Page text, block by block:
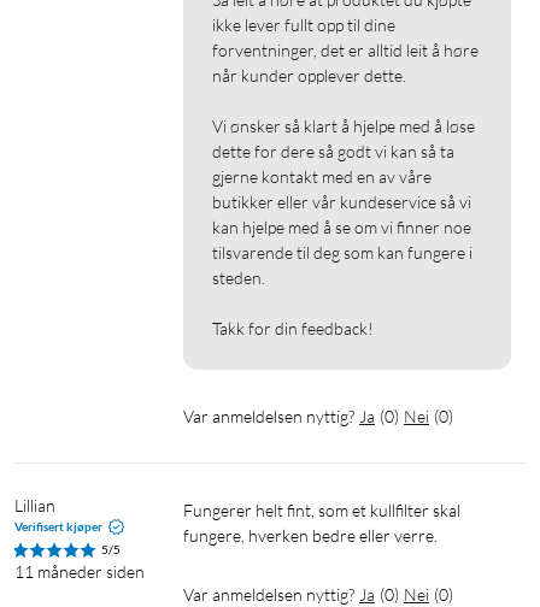
ikke lever fullt opp til dine
forventninger, det er alltid leit å høre
når kunder opplever dette.
Vi ønsker så klart å hjelpe med å løse
dette for dere så godt vi kan så ta
gjerne kontakt med en av våre
butikker eller vår kundeservice så vi
kan hjelpe med å se om vi finner noe
tilsvarende til deg som kan fungere i
steden.
Takk for din feedback!
Var anmeldelsen nyttig? Ja (0) Nei (0)
Lillian
Verifisert kjøper
5/5
11 måneder siden
Fungerer helt fint, som et kullfilter skal
fungere, hverken bedre eller verre.
Var anmeldelsen nyttig? Ja (0) Nei (0)